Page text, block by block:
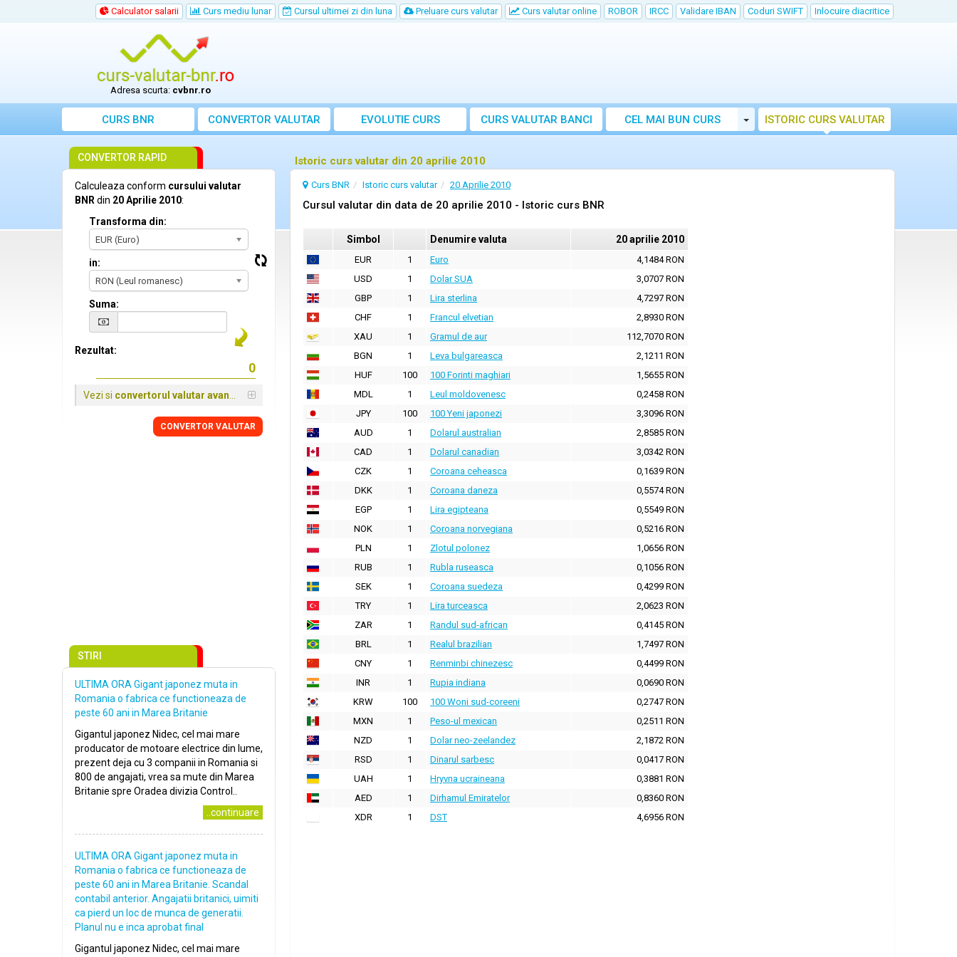
Calculator salarii Curs mediu lunar Cursul ultimei zi din luna Preluare curs valutar Curs valutar online ROBOR IRCC Validare IBAN Coduri SWIFT Inlocuire diacritice
Adresa scurta: cvbnr.ro
CURS BNR CONVERTOR VALUTAR EVOLUTIE CURS CURS VALUTAR BANCI CEL MAI BUN CURS Toggle Dropdown
ISTORIC CURS VALUTAR
Istoric curs valutar din 20 aprilie 2010
Curs BNR Istoric curs valutar 20 Aprilie 2010
Cursul valutar din data de 20 aprilie 2010 - Istoric curs BNR
Simbol Denumire valuta 20 aprilie 2010
EUR 1 Euro
4,1484 RON
USD
1 Dolar SUA
3,0707 RON
GBP
1 Lira sterlina
4,7297 RON
CHF
1 Francul elvetian
2,8930 RON
XAU
1 Gramul de aur
112,7070 RON
BGN
1 Leva bulgareasca
2,1211 RON
HUF
100 100 Forinti maghiari
1,5655 RON
MDL
1 Leul moldovenesc
0,2458 RON
JPY
100 100 Yeni japonezi
3,3096 RON
AUD
1 Dolarul australian
2,8585 RON
CAD
1 Dolarul canadian
3,0342 RON
CZK
1 Coroana ceheasca
0,1639 RON
DKK
1 Coroana daneza
0,5574 RON
EGP
1 Lira egipteana
0,5549 RON
NOK
1 Coroana norvegiana
0,5216 RON
PLN
1 Zlotul polonez
1,0656 RON
RUB
1 Rubla ruseasca
0,1056 RON
SEK
1 Coroana suedeza
0,4299 RON
TRY
1 Lira turceasca
2,0623 RON
ZAR
1 Randul sud-african
0,4145 RON
BRL
1 Realul brazilian
1,7497 RON
CNY
1 Renminbi chinezesc
0,4499 RON
INR
1 Rupia indiana
0,0690 RON
KRW
100 100 Woni sud-coreeni
0,2747 RON
MXN
1 Peso-ul mexican
0,2511 RON
NZD
1 Dolar neo-zeelandez
2,1872 RON
RSD
1 Dinarul sarbesc
0,0417 RON
UAH
1 Hryvna ucraineana
0,3881 RON
AED
1 Dirhamul Emiratelor
0,8360 RON
XDR
1 DST 4,6956 RON
CONVERTOR RAPID
Calculeaza conform cursului valutar
BNR din 20 Aprilie 2010:
Transforma din:
EUR (Euro)
in:
RON (Leul romanesc)
Suma:
Rezultat:
Vezi si convertorul valutar avansat
CONVERTOR VALUTAR
STIRI
ULTIMA ORA Gigant japonez muta in
Romania o fabrica ce functioneaza de
peste 60 ani in Marea Britanie
Gigantul japonez Nidec, cel mai mare
producator de motoare electrice din lume,
prezent deja cu 3 companii in Romania si
800 de angajati, vrea sa mute din Marea
Britanie spre Oradea divizia Control..
..continuare
ULTIMA ORA Gigant japonez muta in
Romania o fabrica ce functioneaza de
peste 60 ani in Marea Britanie. Scandal
contabil anterior. Angajatii britanici, uimiti
ca pierd un loc de munca de generatii.
Planul nu e inca aprobat final
Gigantul japonez Nidec, cel mai mare